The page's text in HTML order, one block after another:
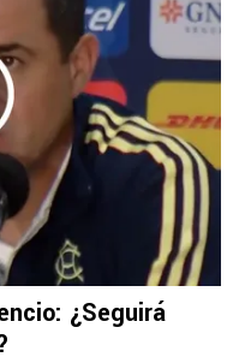
¿Seguirá